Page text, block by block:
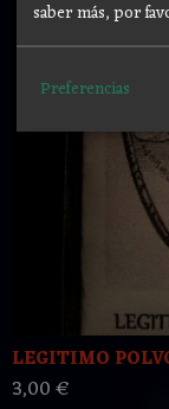
LEGITIMO
3,00 €
saber más, por
Preferencias